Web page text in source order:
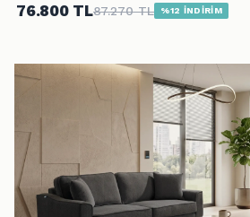
76.800 TL87.270 TL %12 İNDİRİM